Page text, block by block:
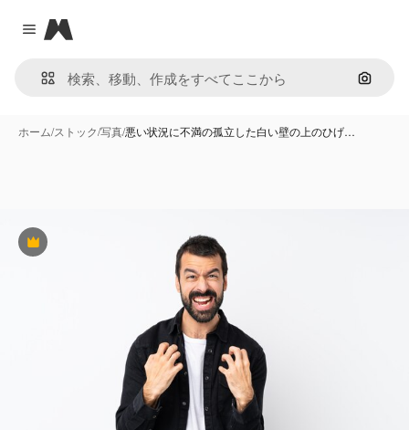
Close menu
Magnific
画像で
ホーム/ストック/写真/悪い状況に不満の孤立した白い壁の上のひげ…
Premium